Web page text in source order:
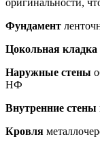
оригинальности,
Фундамент
Цокольная кладка
Наружные стены
НФ
Внутренние стены
Кровля